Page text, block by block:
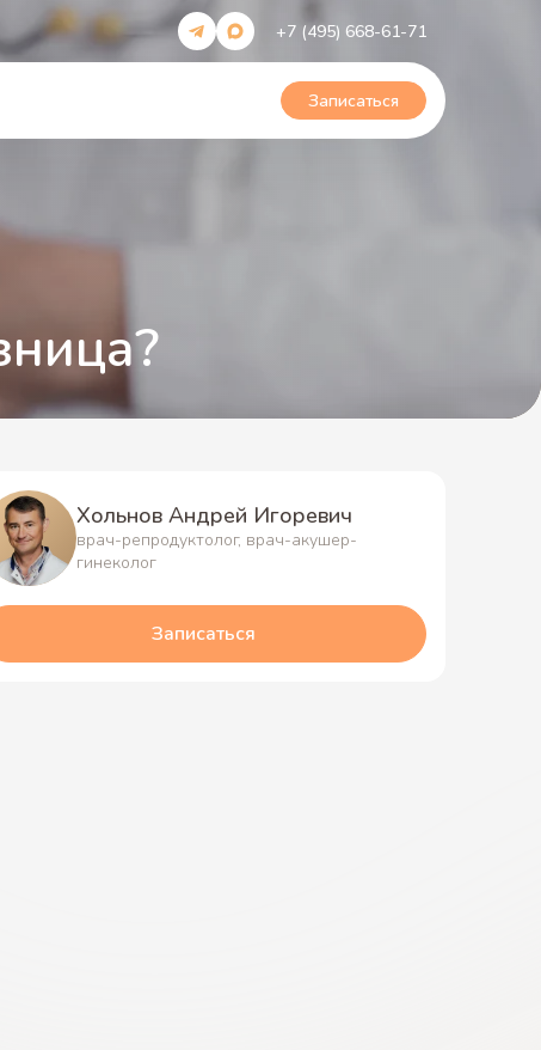
+7 (495) 668-61-71
Записаться
Хольнов Андрей Игоревич
врач-репродуктолог, врач-акушер-
гинеколог
Записаться